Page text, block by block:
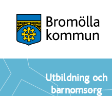
Utbildning och
barnomsorg